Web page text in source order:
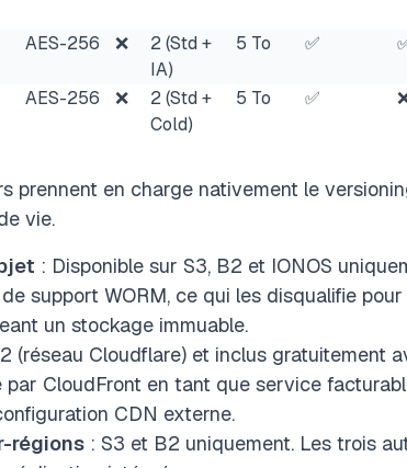
AES-256 ❌
2 (Std +
IA)
5 To ✅
AES-256 ❌
2 (Std +
Cold)
5 To ✅
prennent en charge nativement le
vie.
: Disponible sur S3, B2 et IONOS
support WORM, ce qui les disqualifie
un stockage immuable.
(réseau Cloudflare) et inclus gratuitement
par CloudFront en tant que service
CDN externe.
régions : S3 et B2 uniquement. Les trois